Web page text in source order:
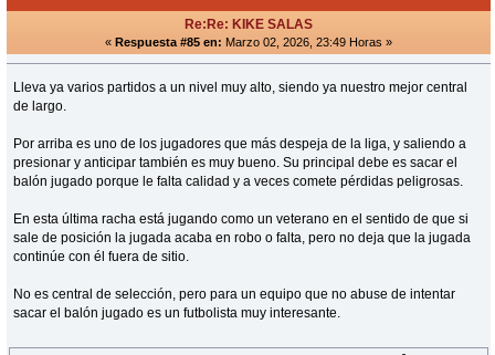
Re:Re: KIKE SALAS
« Respuesta #85 en: Marzo 02, 2026, 23:49 Horas »
Lleva ya varios partidos a un nivel muy alto, siendo ya nuestro mejor central
de largo.
Por arriba es uno de los jugadores que más despeja de la liga, y saliendo a
presionar y anticipar también es muy bueno. Su principal debe es sacar el
balón jugado porque le falta calidad y a veces comete pérdidas peligrosas.
En esta última racha está jugando como un veterano en el sentido de que si
sale de posición la jugada acaba en robo o falta, pero no deja que la jugada
continúe con él fuera de sitio.
No es central de selección, pero para un equipo que no abuse de intentar
sacar el balón jugado es un futbolista muy interesante.